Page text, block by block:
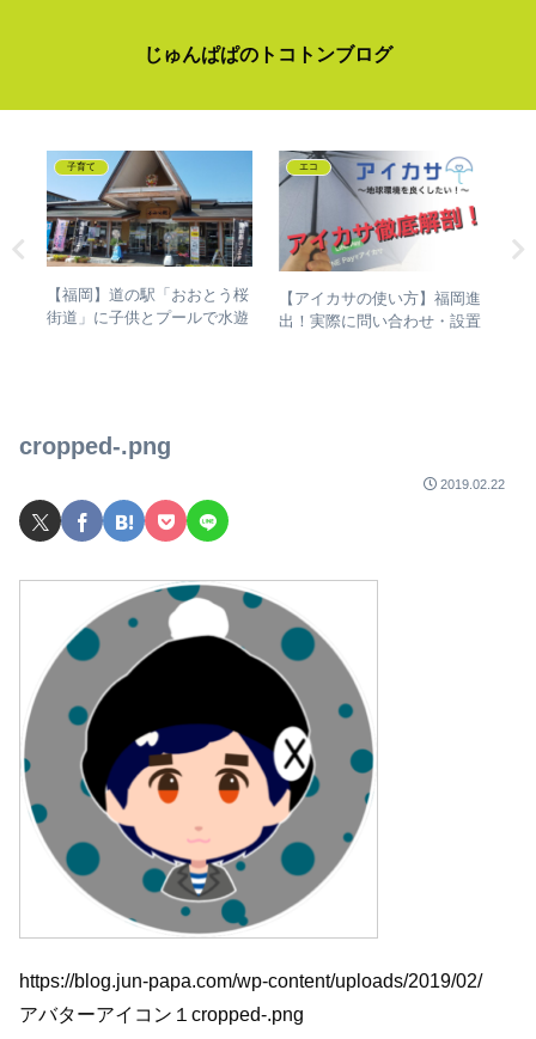
じゅんぱぱのトコトンブログ
子育て
【福岡】道の駅「おおとう桜
街道」に子供とプールで水遊
エコ
【アイカサの使い方】福岡進
出！実際に問い合わせ・設置
cropped-.png
2019.02.22
https://blog.jun-papa.com/wp-content/uploads/2019/02/
アバターアイコン１cropped-.png